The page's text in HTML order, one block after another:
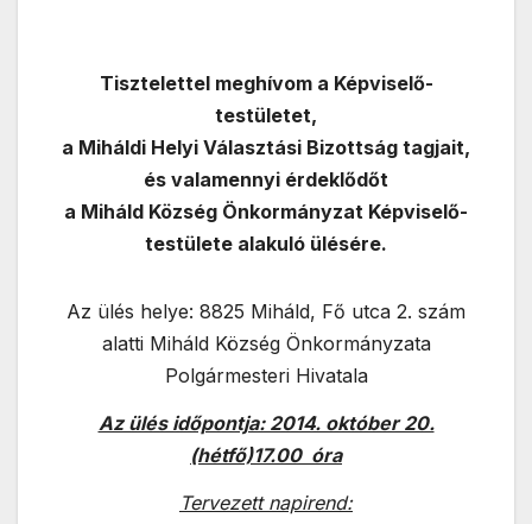
Tisztelettel meghívom a Képviselő-
testületet,
a Miháldi Helyi Választási Bizottság tagjait,
és valamennyi érdeklődőt
a Miháld Község Önkormányzat Képviselő-
testülete alakuló ülésére.
Az ülés helye: 8825 Miháld, Fő utca 2. szám
alatti Miháld Község Önkormányzata
Polgármesteri Hivatala
Az ülés időpontja: 2014. október 20.
(hétfő)17.00 óra
Tervezett napirend: